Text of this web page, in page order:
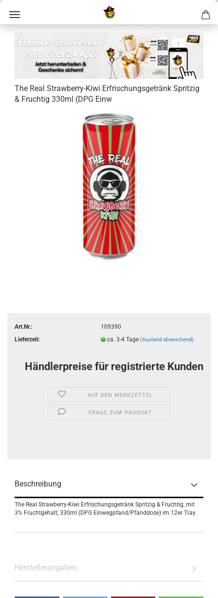
The Real Strawberry-​Kiwi Er­fri­schungs­ge­tränk Sprit­zig
& Fruch­tig 330ml (DPG Einw
Art.Nr.:
109390
Lieferzeit:
ca. 3-4 Tage (Ausland abweichend)
Händlerpreise für registrierte Kunden
AUF DEN MERKZETTEL
FRAGE ZUM PRODUKT
Beschreibung
The Real Strawberry-Kiwi Erfrischungsgetränk Spritzig & Fruchtig, mit
3% Fruchtgehalt, 330ml (DPG Einwegpfand/Pfanddose) im 12er Tray
Herstellerangaben